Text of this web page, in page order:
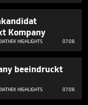
Kompany
HIGHLIGHTS 07.08.
beeindruckt
HIGHLIGHTS 07.08.